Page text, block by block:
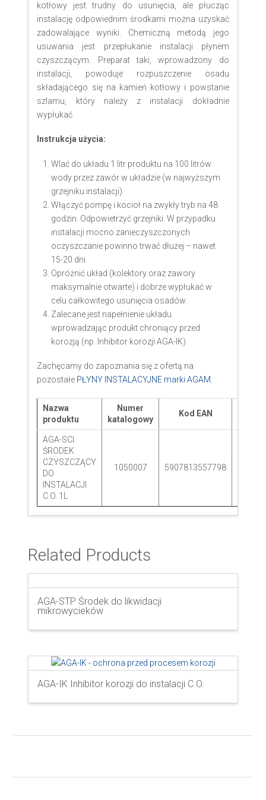
kotłowy jest trudny do usunięcia, ale płucząc
instalację odpowiednim środkami można uzyskać
zadowalające wyniki. Chemiczną metodą jego
usuwania jest przepłukanie instalacji płynem
czyszczącym. Preparat taki, wprowadzony do
instalacji, powoduje rozpuszczenie osadu
składającego się na kamień kotłowy i powstanie
szlamu, który należy z instalacji dokładnie
wypłukać.
Instrukcja użycia:
Wlać do układu 1 litr produktu na 100 litrów
wody przez zawór w układzie (w najwyższym
grzejniku instalacji).
Włączyć pompę i kocioł na zwykły tryb na 48
godzin. Odpowietrzyć grzejniki. W przypadku
instalacji mocno zanieczyszczonych
oczyszczanie powinno trwać dłużej – nawet
15-20 dni.
Opróżnić układ (kolektory oraz zawory
maksymalnie otwarte) i dobrze wypłukać w
celu całkowitego usunięcia osadów.
Zalecane jest napełnienie układu
wprowadzając produkt chroniący przed
korozją (np. Inhibitor korozji AGA-IK).
Zachęcamy do zapoznania się z ofertą na
pozostałe PŁYNY INSTALACYJNE marki AGAM.
Nazwa
produktu
Numer
katalogowy
Kod EAN
AGA-SCI
ŚRODEK
CZYSZCZĄCY
DO
INSTALACJI
C.O. 1L
1050007 5907813557798
Related Products
AGA-STP Środek do likwidacji
mikrowycieków
AGA-IK Inhibitor korozji do instalacji C.O.